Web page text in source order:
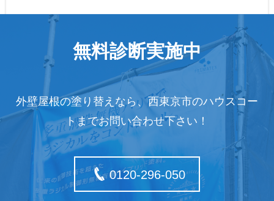
無料診断実施中
外壁屋根の塗り替えなら、西東京市のハウスコー
トまでお問い合わせ下さい！
0120-296-050